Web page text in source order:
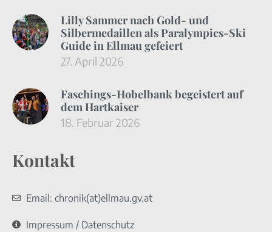
Lilly Sammer nach Gold- und
Silbermedaillen als Paralympics-Ski
Guide in Ellmau gefeiert
27. April 2026
Faschings-Hobelbank begeistert auf
dem Hartkaiser
18. Februar 2026
Kontakt
Email: chronik(at)ellmau.gv.at
Impressum / Datenschutz